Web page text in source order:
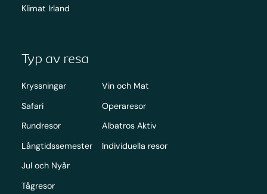
Klimat Irland
Typ av resa
Kryssningar
Safari
Rundresor
Långtidssemester
Jul och Nyår
Tågresor
Vin och Mat
Operaresor
Albatros Aktiv
Individuella resor